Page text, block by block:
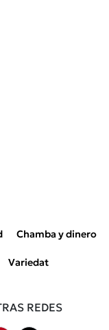
Chamba y dinero
Variedat
REDES